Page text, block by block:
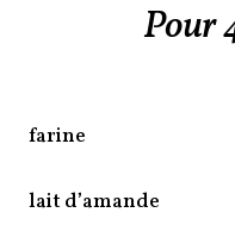
Pour
farine
lait d’amande